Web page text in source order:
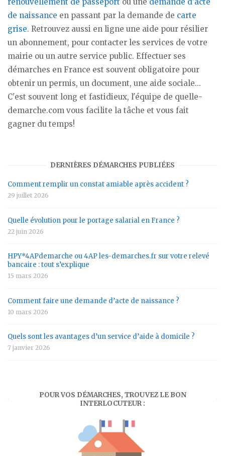
renouvellement de passeport ou une demande d'acte
de naissance en passant par la demande de carte
grise. Retrouvez aussi en ligne une aide pour résilier
un abonnement, pour contacter les services de votre
mairie ou un autre service public. Effectuer ses
démarches en France est souvent obligatoire pour
obtenir un permis, un document, une aide sociale...
C'est souvent long et fastidieux, l'équipe de quelle-
demarche.com vous facilite la tâche et vous fait
gagner du temps!
DERNIÈRES DÉMARCHES PUBLIÉES
Comment remplir un constat amiable après accident ?
29 juillet 2026
Quelle évolution pour le portage salarial en France ?
22 juin 2026
HPY*4APdemarche ou 4AP les-demarches.fr sur votre relevé
bancaire : tout s’explique
15 mars 2026
Comment faire une demande d’acte de naissance ?
10 mars 2026
Quels sont les avantages d’un service d’aide à domicile ?
7 janvier 2026
POUR VOS DÉMARCHES, TROUVEZ LE BON
INTERLOCUTEUR :